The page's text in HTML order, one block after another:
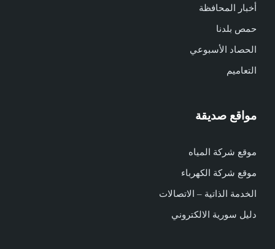
أخبار المحافظة
حمص بلدنا
الحصاد الأسبوعي
التعاميم
مواقع صديقة
موقع شركة المياه
موقع شركة الكهرباء
الخدمة الذاتية – الاتصالات
دليل سورية الالكتروني